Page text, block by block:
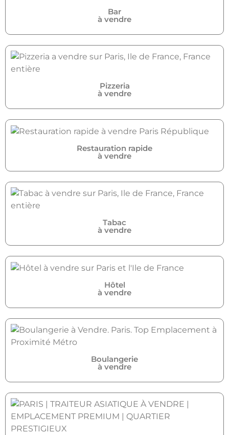
Bar
à vendre
Pizzeria
à vendre
Restauration rapide
à vendre
Tabac
à vendre
Hôtel
à vendre
Boulangerie
à vendre